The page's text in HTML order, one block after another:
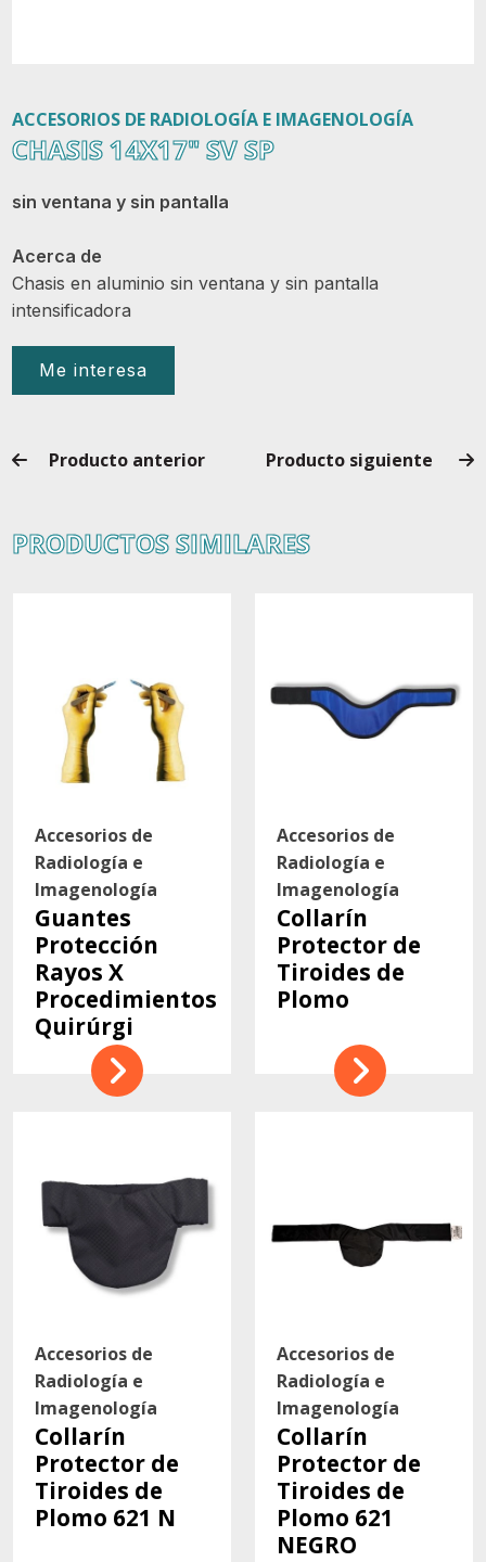
ACCESORIOS DE RADIOLOGÍA E IMAGENOLOGÍA
CHASIS 14X17" SV SP
sin ventana y sin pantalla
Acerca de
Chasis en aluminio sin ventana y sin pantalla
intensificadora
Me interesa
Producto anterior Producto siguiente
PRODUCTOS SIMILARES
Accesorios de
Radiología e
Imagenología
Guantes
Protección
Rayos X
Procedimientos
Quirúrgi
Accesorios de
Radiología e
Imagenología
Collarín
Protector de
Tiroides de
Plomo
Accesorios de
Radiología e
Imagenología
Collarín
Protector de
Tiroides de
Plomo 621 N
Accesorios de
Radiología e
Imagenología
Collarín
Protector de
Tiroides de
Plomo 621
NEGRO